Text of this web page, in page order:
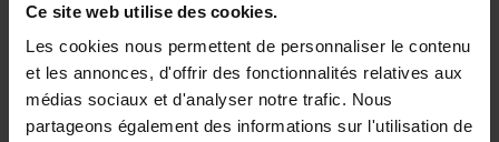
Ce site web utilise des cookies.
Les cookies nous permettent de personnaliser le contenu
et les annonces, d'offrir des fonctionnalités relatives aux
médias sociaux et d'analyser notre trafic. Nous
partageons également des informations sur l'utilisation de
source : MSF
Cartes de vœux
CARTE NOËL
CARTES DE VOEUX 2017